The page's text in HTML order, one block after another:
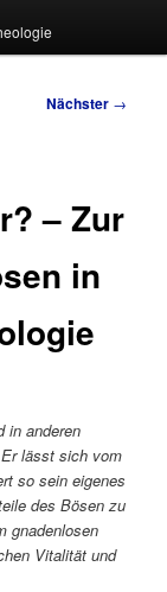
Nächster →
– Zur
in
in anderen
lässt sich vom
so sein eigenes
des Bösen zu
gnadenlosen
Vitalität und